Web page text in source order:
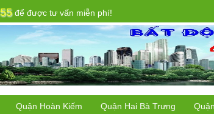
để được tư vấn miễn phí!
Quận Hoàn Kiếm Quận Hai Bà Trưng